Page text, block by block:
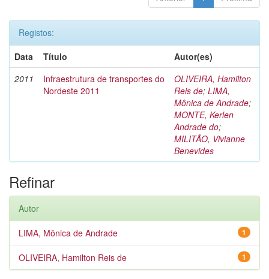
Registos:
Data
Título
Autor(es)
2011
Infraestrutura de transportes do
Nordeste 2011
OLIVEIRA, Hamilton
Reis de; LIMA,
Mônica de Andrade;
MONTE, Kerlen
Andrade do;
MILITÃO, Vivianne
Benevides
Refinar
Autor
1
LIMA, Mônica de Andrade
1
OLIVEIRA, Hamilton Reis de